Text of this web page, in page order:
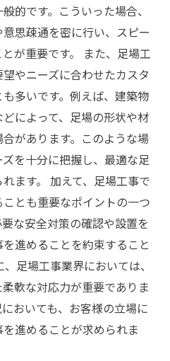
的です。こういった場合、
思疎通を密に行い、スピー
が重要です。 また、足場工
やニーズに合わせたカスタ
多いです。例えば、建築物
によって、足場の形状や材
があります。このような場
を十分に把握し、最適な足
ます。 加えて、足場工事で
とも重要なポイントの一つ
な安全対策の確認や設置を
進めることを約束すること
足場工事業界においては、
軟な対応力が重要でありま
おいても、お客様の立場に
進めることが求められま